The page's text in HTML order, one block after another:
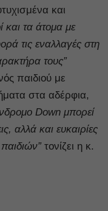
και
και τα άτομα με
τις εναλλαγές στη
τους”
παιδιού με
στα αδέρφια,
Down μπορεί
αλλά και ευκαιρίες
τονίζει η κ.